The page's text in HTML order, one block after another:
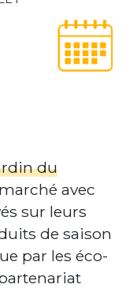
du
avec
sur leurs
de saison
par les éco-